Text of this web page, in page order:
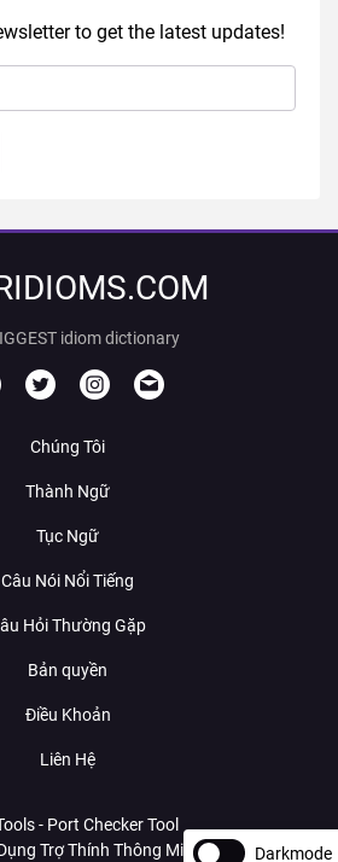
to get the latest updates!
idiom dictionary
Chúng Tôi
Thành Ngữ
Tục Ngữ
Câu Nói Nổi Tiếng
Hỏi Thường Gặp
Bản quyền
Điều Khoản
Liên Hệ
- Port Checker Tool
Trợ Thính Thông Minh Với AI Darkmode